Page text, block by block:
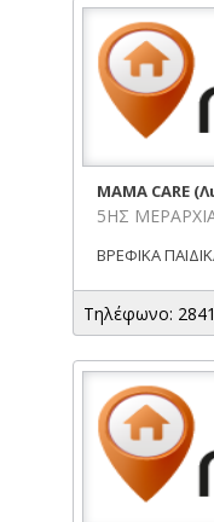
ΜΑΜΑ CARE
5ΗΣ
ΒΡΕΦΙΚΑ
Τηλέφωνο: